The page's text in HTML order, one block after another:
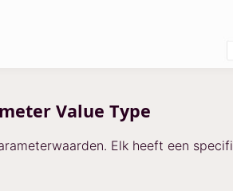
Value Type
Elk heeft een